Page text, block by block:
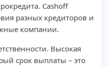
Cashoff
разных кредиторов и
компании.
Высокая
срок выплаты – это